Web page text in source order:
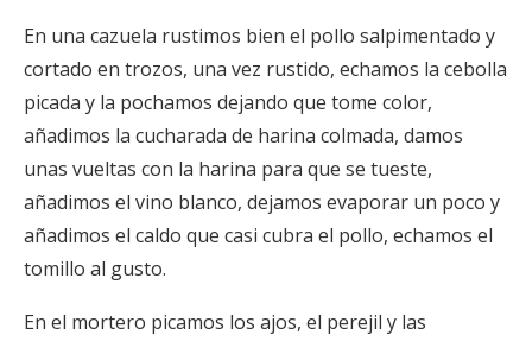
En una cazuela rustimos bien el pollo salpimentado y
cortado en trozos, una vez rustido, echamos la cebolla
picada y la pochamos dejando que tome color,
añadimos la cucharada de harina colmada, damos
unas vueltas con la harina para que se tueste,
añadimos el vino blanco, dejamos evaporar un poco y
añadimos el caldo que casi cubra el pollo, echamos el
tomillo al gusto.
En el mortero picamos los ajos, el perejil y las